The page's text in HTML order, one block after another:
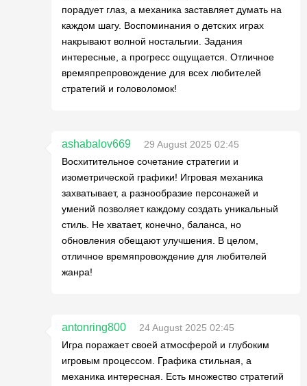
порадует глаз, а механика заставляет думать на
каждом шагу. Воспоминания о детских играх
накрывают волной ностальгии. Задания
интересные, а прогресс ощущается. Отличное
времяпрепровождение для всех любителей
стратегий и головоломок!
ashabalov669
29 August 2025 02:45
Восхитительное сочетание стратегии и
изометрической графики! Игровая механика
захватывает, а разнообразие персонажей и
умений позволяет каждому создать уникальный
стиль. Не хватает, конечно, баланса, но
обновления обещают улучшения. В целом,
отличное времяпровождение для любителей
жанра!
antonring800
24 August 2025 02:45
Игра поражает своей атмосферой и глубоким
игровым процессом. Графика стильная, а
механика интересная. Есть множество стратегий